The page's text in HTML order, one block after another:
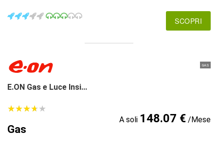
SCOPRI
GAS
E.ON Gas e Luce Insi...
★★★★★
★★★★★
Gas
A soli 148.07 €/Mese